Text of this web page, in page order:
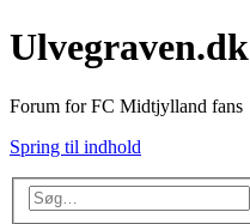
Ulvegraven.dk
Forum for FC Midtjylland fans
Spring til indhold